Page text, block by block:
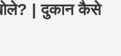
| दुकान कैसे